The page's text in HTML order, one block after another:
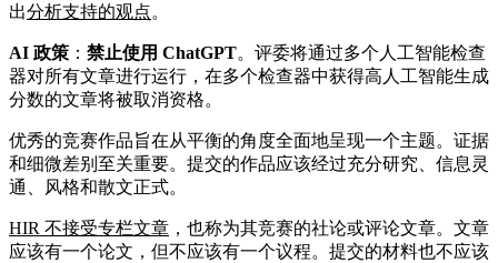
出分析支持的观点。
AI 政策 ： 禁止使用 ChatGPT。评委将通过多个人工智能检查
器对所有文章进行运行，在多个检查器中获得高人工智能生成
分数的文章将被取消资格。
优秀的竞赛作品旨在从平衡的角度全面地呈现一个主题。证据
和细微差别至关重要。提交的作品应该经过充分研究、信息灵
通、风格和散文正式。
HIR 不接受专栏文章 ，也称为其竞赛的社论或评论文章。文章
应该有一个论文，但不应该有一个议程。提交的材料也不应该